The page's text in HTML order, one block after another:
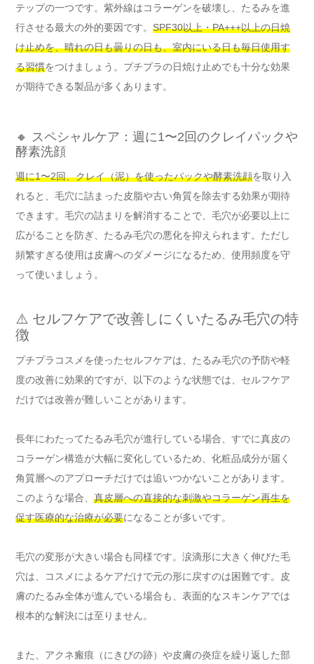
テップの一つです。紫外線はコラーゲンを破壊し、たるみを進
行させる最大の外的要因です。 SPF30以上・PA+++以上の日焼
け止めを、晴れの日も曇りの日も、室内にいる日も毎日使用す
る習慣をつけましょう。プチプラの日焼け止めでも十分な効果
が期待できる製品が多くあります。
🔸 スペシャルケア：週に1〜2回のクレイパックや
酵素洗顔
週に1〜2回、クレイ（泥）を使ったパックや酵素洗顔を取り入
れると、毛穴に詰まった皮脂や古い角質を除去する効果が期待
できます。毛穴の詰まりを解消することで、毛穴が必要以上に
広がることを防ぎ、たるみ毛穴の悪化を抑えられます。ただし
頻繁すぎる使用は皮膚へのダメージになるため、使用頻度を守
って使いましょう。
⚠️ セルフケアで改善しにくいたるみ毛穴の特
徴
プチプラコスメを使ったセルフケアは、たるみ毛穴の予防や軽
度の改善に効果的ですが、以下のような状態では、セルフケア
だけでは改善が難しいことがあります。
長年にわたってたるみ毛穴が進行している場合、すでに真皮の
コラーゲン構造が大幅に変化しているため、化粧品成分が届く
角質層へのアプローチだけでは追いつかないことがあります。
このような場合、 真皮層への直接的な刺激やコラーゲン再生を
促す医療的な治療が必要になることが多いです。
毛穴の変形が大きい場合も同様です。涙滴形に大きく伸びた毛
穴は、コスメによるケアだけで元の形に戻すのは困難です。皮
膚のたるみ全体が進んでいる場合も、表面的なスキンケアでは
根本的な解決には至りません。
また、アクネ瘢痕（にきびの跡）や皮膚の炎症を繰り返した部